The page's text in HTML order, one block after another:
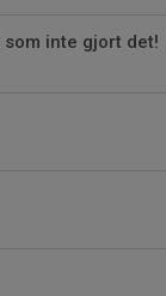
inte gjort det!